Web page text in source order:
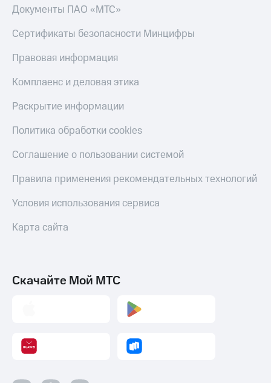
и
товары
Документы ПАО «МТС»
Сертификаты безопасности Минцифры
Правовая информация
Комплаенс и деловая этика
Раскрытие информации
Политика обработки cookies
Соглашение о пользовании системой
Правила применения рекомендательных технологий
Условия использования сервиса
Карта сайта
Скачайте Мой МТС